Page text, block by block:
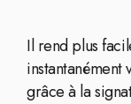
Il rend plus
grâce à la